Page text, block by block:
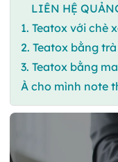
LIÊN HỆ
1. Teatox với chè
2. Teatox bằng
3. Teatox bằng
À cho mình note